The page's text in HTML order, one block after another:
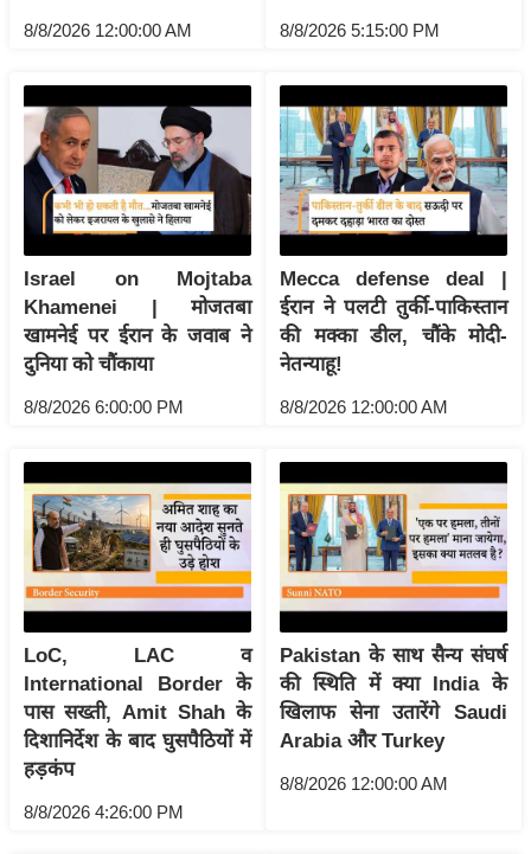
मि
सा
ल
बे
मि
सा
ल
श
ख्सि
त
यं
ग
इं
डि
या
सा
हि
त्य
ज
ग
त
8/8/2026 12:00:00 AM 8/8/2026 5:15:00 PM
Israel on Mojtaba
Khamenei | मोजतबा
खामनेई पर ईरान के जवाब ने
दुनिया को चौंकाया
8/8/2026 6:00:00 PM
Mecca defense deal |
ईरान ने पलटी तुर्की-पाकिस्तान
की मक्का डील, चौंके मोदी-
नेतन्याहू!
8/8/2026 12:00:00 AM
LoC, LAC व
International Border के
पास सख्ती, Amit Shah के
दिशानिर्देश के बाद घुसपैठियों में
हड़कंप
8/8/2026 4:26:00 PM
Pakistan के साथ सैन्य संघर्ष
की स्थिति में क्या India के
खिलाफ सेना उतारेंगे Saudi
Arabia और Turkey
8/8/2026 12:00:00 AM